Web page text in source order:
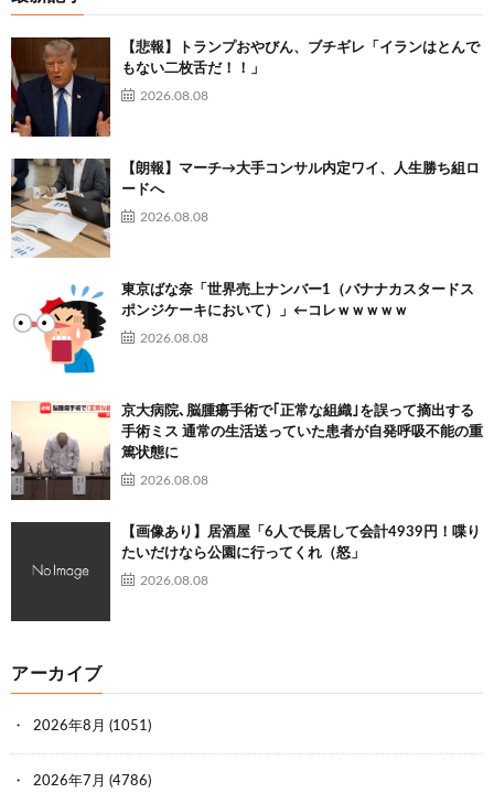
【悲報】トランプおやびん、ブチギレ「イランはとんで
もない二枚舌だ！！」
2026.08.08
【朗報】マーチ→大手コンサル内定ワイ、人生勝ち組ロ
ードへ
2026.08.08
東京ばな奈「世界売上ナンバー1（バナナカスタードス
ポンジケーキにおいて）」←コレｗｗｗｗｗ
2026.08.08
京大病院､脳腫瘍手術で｢正常な組織｣を誤って摘出する
手術ミス 通常の生活送っていた患者が自発呼吸不能の重
篤状態に
2026.08.08
【画像あり】居酒屋「6人で長居して会計4939円！喋り
たいだけなら公園に行ってくれ（怒」
2026.08.08
アーカイブ
2026年8月 (1051)
2026年7月 (4786)